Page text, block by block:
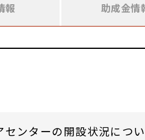
報 助成金情
センターの開設状況につい